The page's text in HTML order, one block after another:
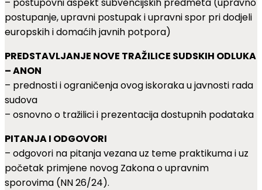
postupanje, upravni postupak i upravni spor pri dodjeli
europskih i domaćih javnih potpora)
PREDSTAVLJANJE NOVE TRAŽILICE SUDSKIH ODLUKA
– ANON
– prednosti i ograničenja ovog iskoraka u javnosti rada
sudova
– osnovno o tražilici i prezentacija dostupnih podataka
PITANJA I ODGOVORI
– odgovori na pitanja vezana uz teme praktikuma i uz
početak primjene novog Zakona o upravnim
sporovima (NN 26/24).